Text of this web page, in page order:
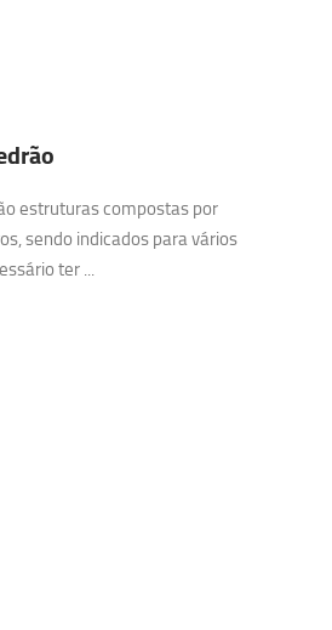
estruturas compostas por
sendo indicados para vários
ter ...